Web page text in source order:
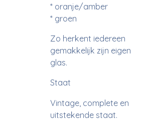
* oranje/amber
* groen
Zo herkent iedereen
gemakkelijk zijn eigen
glas.
Staat
Vintage, complete en
uitstekende staat.